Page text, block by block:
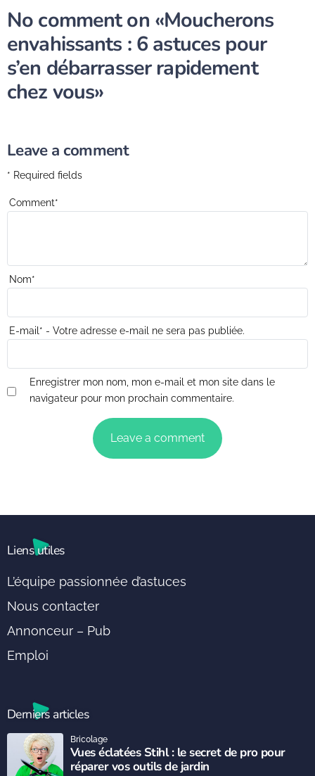
No comment on «Moucherons
envahissants : 6 astuces pour
s’en débarrasser rapidement
chez vous»
Leave a comment
* Required fields
Comment*
Nom*
E-mail* - Votre adresse e-mail ne sera pas publiée.
Enregistrer mon nom, mon e-mail et mon site dans le
navigateur pour mon prochain commentaire.
Liens utiles
L’équipe passionnée d’astuces
Nous contacter
Annonceur – Pub
Emploi
Derniers articles
Vues éclatées Stihl : le secret de pro pour
réparer vos outils de jardin
Bricolage